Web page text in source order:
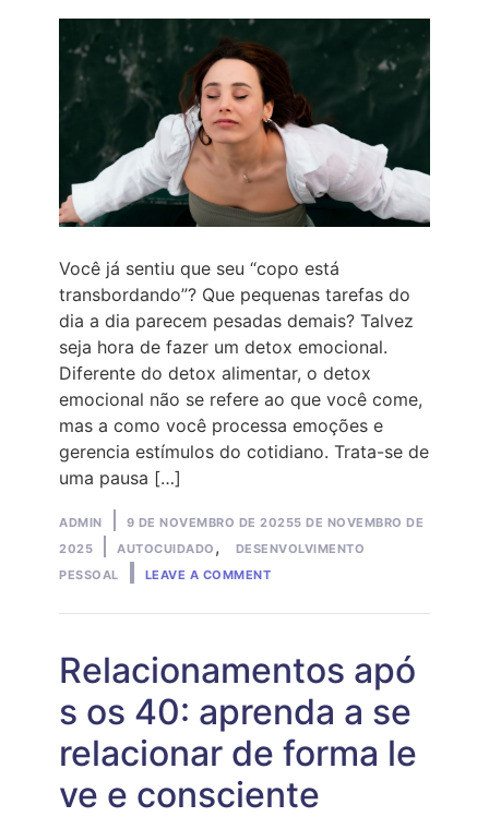
Você já sentiu que seu “copo está
transbordando”? Que pequenas tarefas do
dia a dia parecem pesadas demais? Talvez
seja hora de fazer um detox emocional.
Diferente do detox alimentar, o detox
emocional não se refere ao que você come,
mas a como você processa emoções e
gerencia estímulos do cotidiano. Trata-se de
uma pausa […]
Posted
by
ADMIN 9 DE NOVEMBRO DE 20255 DE NOVEMBRO DE
2025
Posted
in
AUTOCUIDADO ,
DESENVOLVIMENTO
PESSOAL
LEAVE A COMMENT
COMO
ENERGIAS
CUIDAR
DA
SAÚDE
MENTAL
Relacionamentos apó
s os 40: aprenda a se
relacionar de forma le
ve e consciente